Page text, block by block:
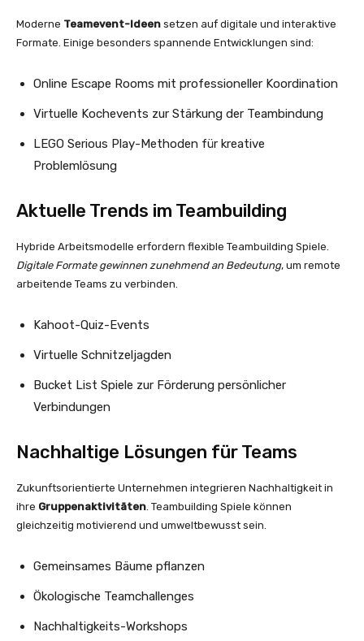
Moderne Teamevent-Ideen setzen auf digitale und interaktive
Formate. Einige besonders spannende Entwicklungen sind:
Online Escape Rooms mit professioneller Koordination
Virtuelle Kochevents zur Stärkung der Teambindung
LEGO Serious Play-Methoden für kreative
Problemlösung
Aktuelle Trends im Teambuilding
Hybride Arbeitsmodelle erfordern flexible Teambuilding Spiele.
Digitale Formate gewinnen zunehmend an Bedeutung, um remote
arbeitende Teams zu verbinden.
Kahoot-Quiz-Events
Virtuelle Schnitzeljagden
Bucket List Spiele zur Förderung persönlicher
Verbindungen
Nachhaltige Lösungen für Teams
Zukunftsorientierte Unternehmen integrieren Nachhaltigkeit in
ihre Gruppenaktivitäten . Teambuilding Spiele können
gleichzeitig motivierend und umweltbewusst sein.
Gemeinsames Bäume pflanzen
Ökologische Teamchallenges
Nachhaltigkeits-Workshops